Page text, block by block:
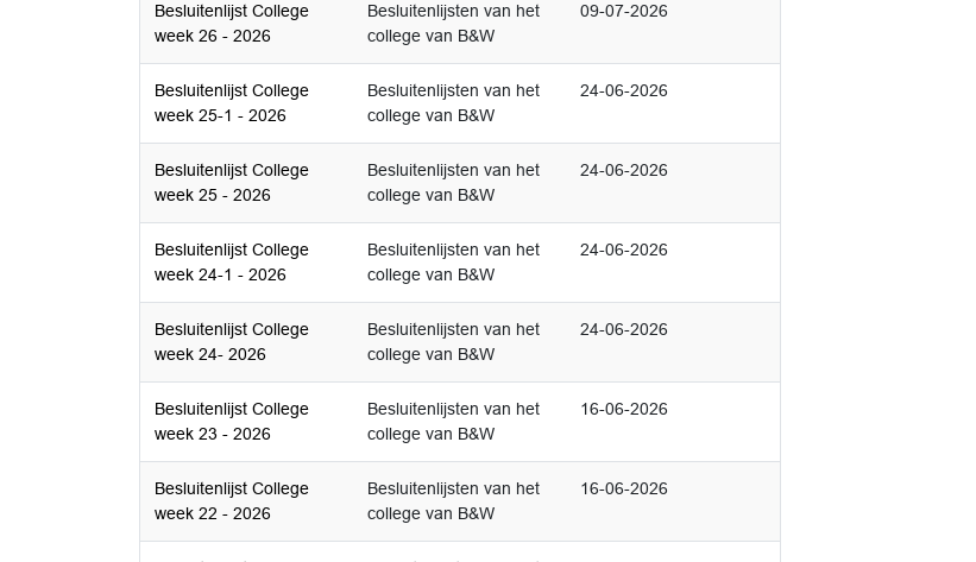
Besluitenlijst College
week 26 - 2026
Besluitenlijsten van het
college van B&W
09-07-2026
Besluitenlijst College
week 25-1 - 2026
Besluitenlijsten van het
college van B&W
24-06-2026
Besluitenlijst College
week 25 - 2026
Besluitenlijsten van het
college van B&W
24-06-2026
Besluitenlijst College
week 24-1 - 2026
Besluitenlijsten van het
college van B&W
24-06-2026
Besluitenlijst College
week 24- 2026
Besluitenlijsten van het
college van B&W
24-06-2026
Besluitenlijst College
week 23 - 2026
Besluitenlijsten van het
college van B&W
16-06-2026
Besluitenlijst College
week 22 - 2026
Besluitenlijsten van het
college van B&W
16-06-2026